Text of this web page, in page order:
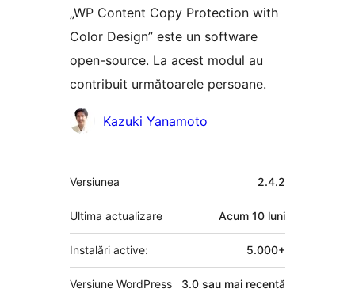
„WP Content Copy Protection with
Color Design” este un software
open-source. La acest modul au
contribuit următoarele persoane.
Contributori
Kazuki Yanamoto
Meta
Versiunea 2.4.2
Ultima actualizare Acum 10 luni
Instalări active: 5.000+
Versiune WordPress 3.0 sau mai recentă